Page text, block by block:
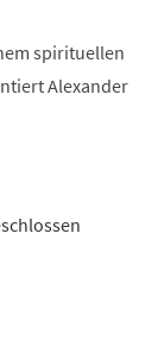
spirituellen
Alexander